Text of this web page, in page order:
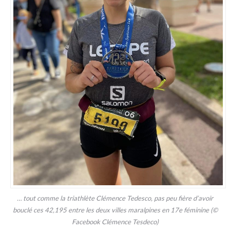
… tout comme la triathlète Clémence Tedesco, pas peu fière d’avoir
bouclé ces 42,195 entre les deux villes maralpines en 17e féminine (©
Facebook Clémence Tesdeco)